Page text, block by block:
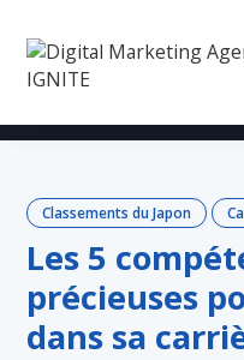
Classements du Japon
Les 5
précieuses
dans sa